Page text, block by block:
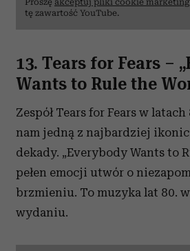
Proszę akceptuj pliki cookie
tę zawartość YouTube.
13. Tears for Fears – „
Wants to Rule the
Zespół Tears for Fears w
nam jedną z najbardziej
dekady. „Everybody Wants to
pełen emocji utwór o
brzmieniu. To muzyka lat 80.
wydaniu.